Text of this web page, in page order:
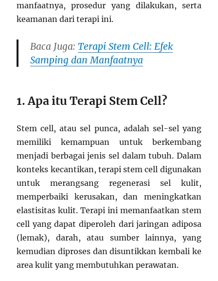
manfaatnya, prosedur yang dilakukan, serta
keamanan dari terapi ini.
Baca Juga: Terapi Stem Cell: Efek
Samping dan Manfaatnya
1. Apa itu Terapi Stem Cell?
Stem cell, atau sel punca, adalah sel-sel yang
memiliki kemampuan untuk berkembang
menjadi berbagai jenis sel dalam tubuh. Dalam
konteks kecantikan, terapi stem cell digunakan
untuk merangsang regenerasi sel kulit,
memperbaiki kerusakan, dan meningkatkan
elastisitas kulit. Terapi ini memanfaatkan stem
cell yang dapat diperoleh dari jaringan adiposa
(lemak), darah, atau sumber lainnya, yang
kemudian diproses dan disuntikkan kembali ke
area kulit yang membutuhkan perawatan.